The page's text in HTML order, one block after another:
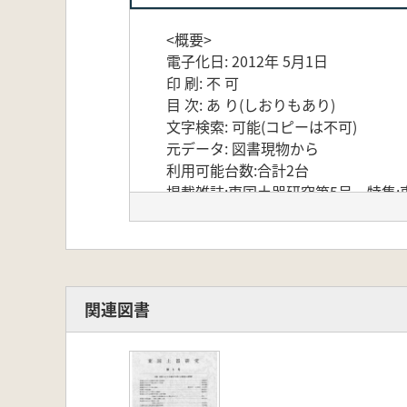
<概要>
電子化日: 2012年 5月1日
印 刷: 不 可
目 次: あ り(しおりもあり)
文字検索: 可能(コピーは不可)
元データ: 図書現物から
利用可能台数:合計2台
掲載雑誌:東国土器研究第5号 特集:
関連図書